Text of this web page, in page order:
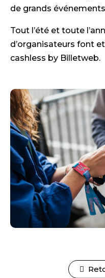
de grands
Tout l’été et toute
d’organisateurs font
cashless by Billetweb.